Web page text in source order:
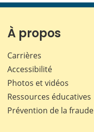
À propos
Carrières
Accessibilité
Photos et vidéos
Ressources éducatives
Prévention de la fraude